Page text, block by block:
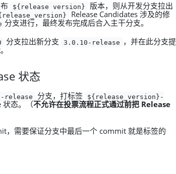
${release_version}
版本，则从开发分支拉出
Release Candidates 涉及的修
分支进行，最终发布完成后合入主干分支。
分支拉出新分支 3.0.10-release ，并在此分支提
状态
release 分支，打标签
${release_version}-
状态。（不允许在投票流程正式通过前把 Release
，需要保证分支中最后一个 commit 就是标签的